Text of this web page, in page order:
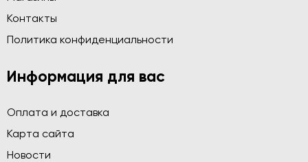
Контакты
Политика конфиденциальности
Информация для вас
Оплата и доставка
Карта сайта
Новости